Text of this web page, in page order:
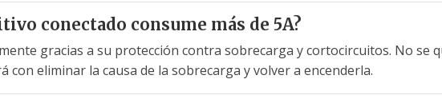
conectado consume más de 5A?
gracias a su protección contra sobrecarga y cortocircuitos. No se
con eliminar la causa de la sobrecarga y volver a encenderla.